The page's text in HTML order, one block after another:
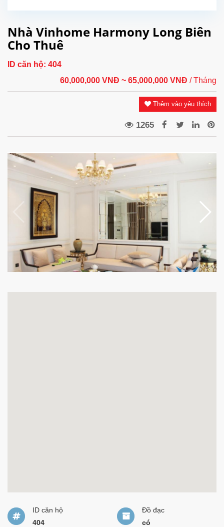
Nhà Vinhome Harmony Long Biên
Cho Thuê
ID căn hộ: 404
60,000,000 VNĐ ~ 65,000,000 VNĐ / Tháng
Thêm vào yêu thích
1265
ID căn hộ
404
Đồ đạc
có